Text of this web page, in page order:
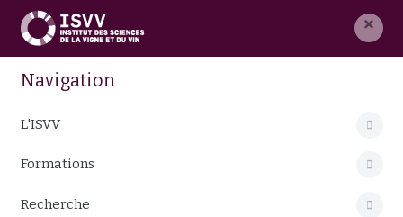
×
Navigation
L'ISVV
Formations
Recherche